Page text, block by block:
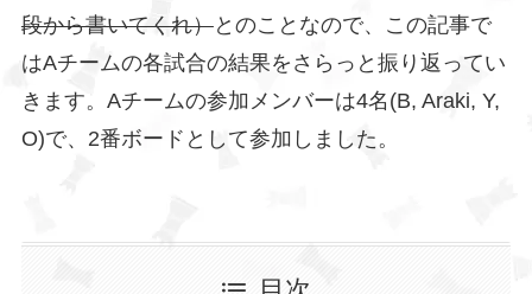
段から書いてくれ）とのことなので、この記事で
はAチームの各試合の結果をさらっと振り返ってい
きます。Aチームの参加メンバーは4名(B, Araki, Y,
O)で、2番ボードとして参加しました。